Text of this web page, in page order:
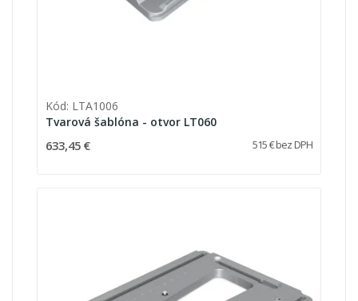
Kód: LTA1006
Tvarová šablóna - otvor LT060
633,45 € 515 € bez DPH